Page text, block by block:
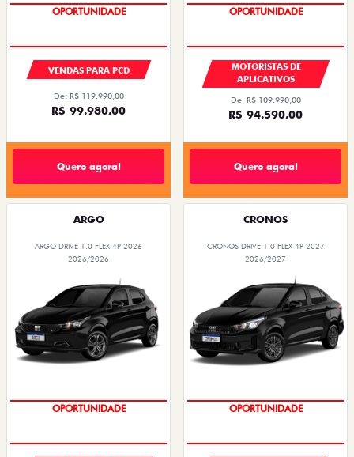
OPORTUNIDADE
VENDAS PARA PCD
De: R$ 119.990,00
R$ 99.980,00
Quero agora!
OPORTUNIDADE
MOTORISTAS DE
APLICATIVOS
De: R$ 109.990,00
R$ 94.590,00
Quero agora!
ARGO
ARGO DRIVE 1.0 FLEX 4P 2026
2026/2026
OPORTUNIDADE
CRONOS
CRONOS DRIVE 1.0 FLEX 4P 2027
2026/2027
OPORTUNIDADE